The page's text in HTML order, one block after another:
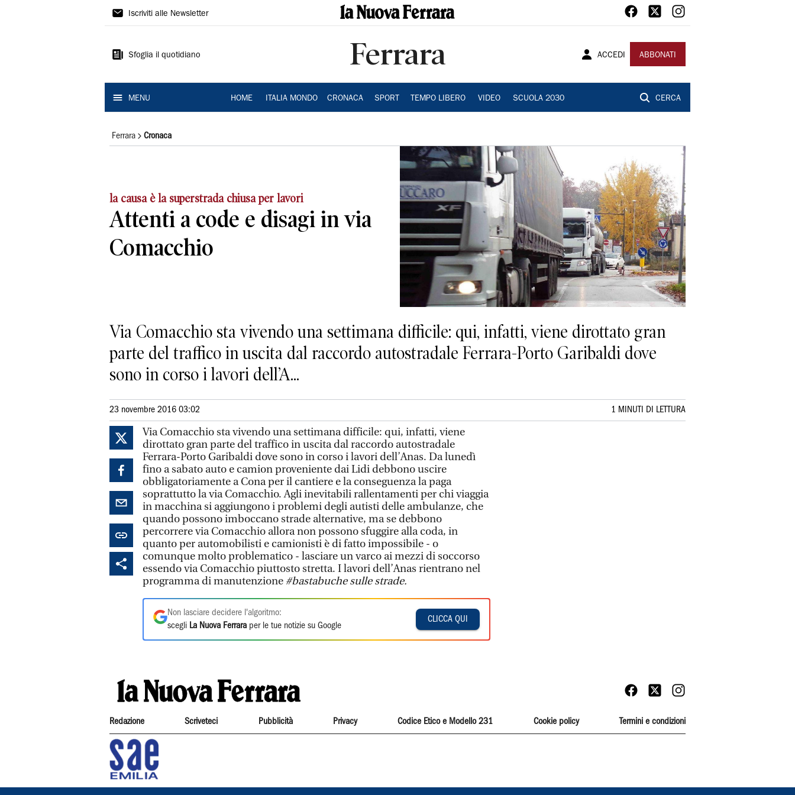
La
Ferrara
Iscriviti alle Newsletter
Sfoglia il quotidiano Ferrara ACCEDI ABBONATI
MENU HOME ITALIA MONDO CRONACA SPORT TEMPO LIBERO VIDEO SCUOLA 2030 CERCA
Ferrara Cronaca
la causa è la superstrada chiusa per lavori
Attenti a code e disagi in via
Comacchio
Via Comacchio sta vivendo una settimana difficile: qui, infatti, viene dirottato gran
parte del traffico in uscita dal raccordo autostradale Ferrara-Porto Garibaldi dove
sono in corso i lavori dell’A...
23 novembre 2016 03:02 1 MINUTI DI LETTURA
Via Comacchio sta vivendo una settimana difficile: qui, infatti, viene
dirottato gran parte del traffico in uscita dal raccordo autostradale
Ferrara-Porto Garibaldi dove sono in corso i lavori dell’Anas. Da lunedì
fino a sabato auto e camion proveniente dai Lidi debbono uscire
obbligatoriamente a Cona per il cantiere e la conseguenza la paga
soprattutto la via Comacchio. Agli inevitabili rallentamenti per chi viaggia
in macchina si aggiungono i problemi degli autisti delle ambulanze, che
quando possono imboccano strade alternative, ma se debbono
percorrere via Comacchio allora non possono sfuggire alla coda, in
quanto per automobilisti e camionisti è di fatto impossibile - o
comunque molto problematico - lasciare un varco ai mezzi di soccorso
essendo via Comacchio piuttosto stretta. I lavori dell’Anas rientrano nel
programma di manutenzione #bastabuche sulle strade.
Non lasciare decidere l'algoritmo:
scegli La Nuova Ferrara per le tue notizie su Google
CLICCA QUI
Redazione Scriveteci Pubblicità Privacy Codice Etico e Modello 231 Cookie policy Termini e condizioni